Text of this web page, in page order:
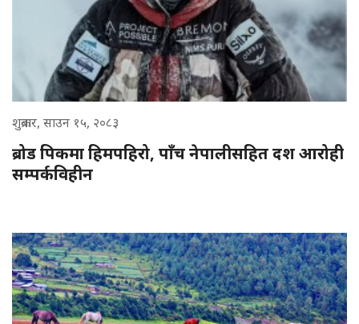
शुक्रबार, साउन १५, २०८३
ब्रोड पिकमा हिमपहिरो, पाँच नेपालीसहित दश आरोही
सम्पर्कविहीन